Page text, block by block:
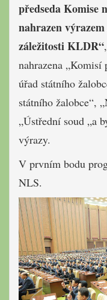
předseda Komise
nahrazen
záležitosti KLDR“
nahrazena
úřad státního
státního žalobce“,
„Ústřední soud „a
výrazy.
V prvním bodu
NLS.